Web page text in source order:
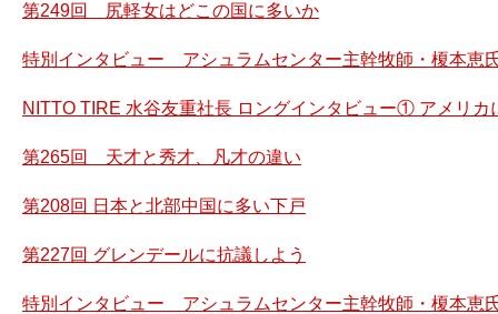
第249回 尻軽女はどこの国に多いか
特別インタビュー アシュラムセンター主幹牧師・榎本恵
NITTO TIRE 水谷友重社長 ロングインタビュー① アメリカ
第265回 天才と秀才、凡才の違い
第208回 日本と北部中国に多い下戸
第227回 グレンデールに抗議しよう
特別インタビュー アシュラムセンター主幹牧師・榎本恵